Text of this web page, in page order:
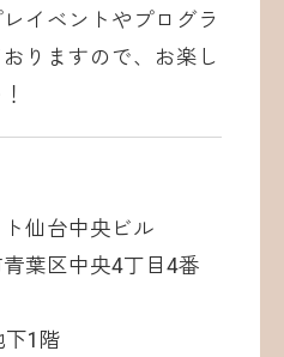
イベントやプログラ
りますので、お楽し
仙台中央ビル
葉区中央4丁目4番
下1階